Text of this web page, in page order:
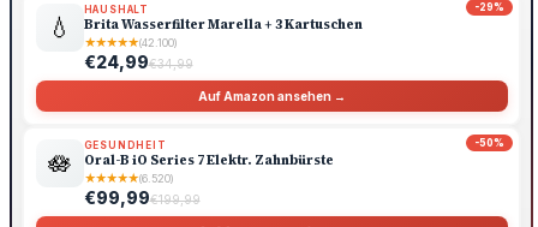
-29%
💧
HAUSHALT
Brita Wasserfilter Marella + 3 Kartuschen
★★★★★(42.100)
€24,99€34,99
Auf Amazon ansehen →
-50%
🪷
GESUNDHEIT
Oral-B iO Series 7 Elektr. Zahnbürste
★★★★★(6.520)
€99,99€199,99